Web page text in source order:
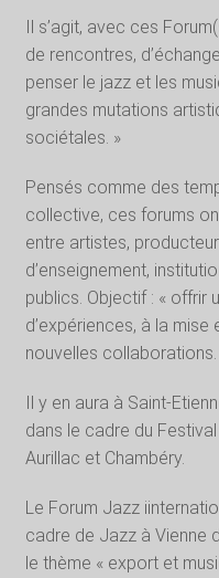
Il s’agit, avec ces
de rencontres,
penser le jazz et les
grandes mutations
sociétales. »
Pensés comme des
collective, ces forums
entre artistes,
d’enseignement,
publics. Objectif : « offrir
d’expériences, à la mise
nouvelles collaborations.
Il y en aura à Saint-
dans le cadre du
Aurillac et Chambéry.
Le Forum Jazz
cadre de Jazz à Vienne
le thème « export et